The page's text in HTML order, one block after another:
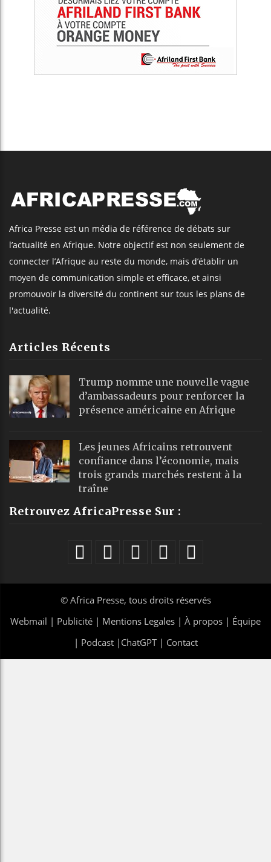
Africa Presse est un média de référence de débats sur
l’actualité en Afrique. Notre objectif est non seulement de
connecter l’Afrique au reste du monde, mais d’établir un
moyen de communication simple et efficace, et ainsi
promouvoir la diversité du continent sur tous les plans de
l'actualité.
Articles Récents
Trump nomme une nouvelle vague
d’ambassadeurs pour renforcer la
présence américaine en Afrique
Les jeunes Africains retrouvent
confiance dans l’économie, mais
trois grands marchés restent à la
traîne
Retrouvez AfricaPresse Sur :
© Africa Presse, tous droits réservés
Webmail | Publicité | Mentions Legales | À propos | Équipe
| Podcast| ChatGPT| Contact